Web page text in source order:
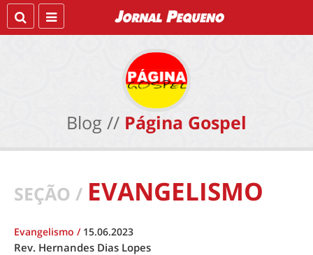
Blog // Página Gospel
SEÇÃO / EVANGELISMO
Evangelismo / 15.06.2023
Rev. Hernandes Dias Lopes